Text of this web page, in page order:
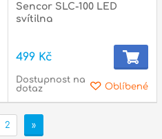
Sencor SLC-100 LED
svítilna
499 Kč
Oblíbené
Dostupnost na
dotaz
2 »